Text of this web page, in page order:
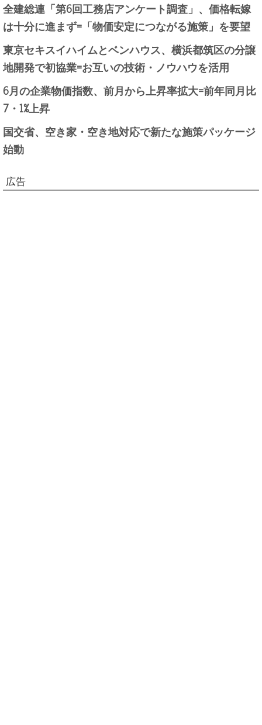
全建総連「第6回工務店アンケート調査」、価格転嫁
は十分に進まず=「物価安定につながる施策」を要望
東京セキスイハイムとベンハウス、横浜都筑区の分譲
地開発で初協業=お互いの技術・ノウハウを活用
6月の企業物価指数、前月から上昇率拡大=前年同月比
7・1%上昇
国交省、空き家・空き地対応で新たな施策パッケージ
始動
広告